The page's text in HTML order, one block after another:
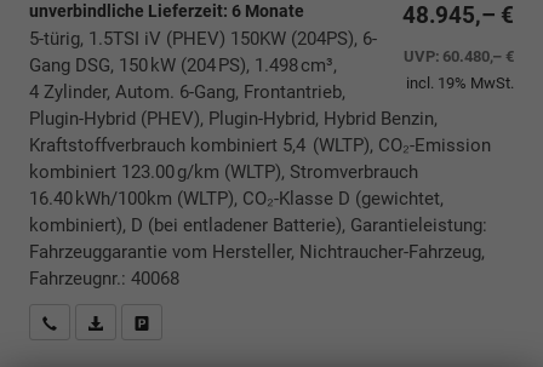
48.945,– €
UVP: 60.480,– €
incl. 19% MwSt.
unverbindliche Lieferzeit: 6 Monate
5-türig, 1.5TSI iV (PHEV) 150KW (204PS), 6-
Gang DSG, 150 kW (204 PS), 1.498 cm³,
4 Zylinder, Autom. 6-Gang, Frontantrieb,
Plugin-Hybrid (PHEV), Plugin-Hybrid, Hybrid Benzin,
Kraftstoffverbrauch kombiniert 5,4 (WLTP), CO₂-Emission
kombiniert 123.00 g/km (WLTP), Stromverbrauch
16.40 kWh/100km (WLTP), CO₂-Klasse D (gewichtet,
kombiniert), D (bei entladener Batterie), Garantieleistung:
Fahrzeuggarantie vom Hersteller, Nichtraucher-Fahrzeug,
Fahrzeugnr.: 40068
Rückrufbitte absenden
PDF-Datei, Fahrzeugexposé drucken